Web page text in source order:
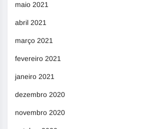
maio 2021
abril 2021
março 2021
fevereiro 2021
janeiro 2021
dezembro 2020
novembro 2020